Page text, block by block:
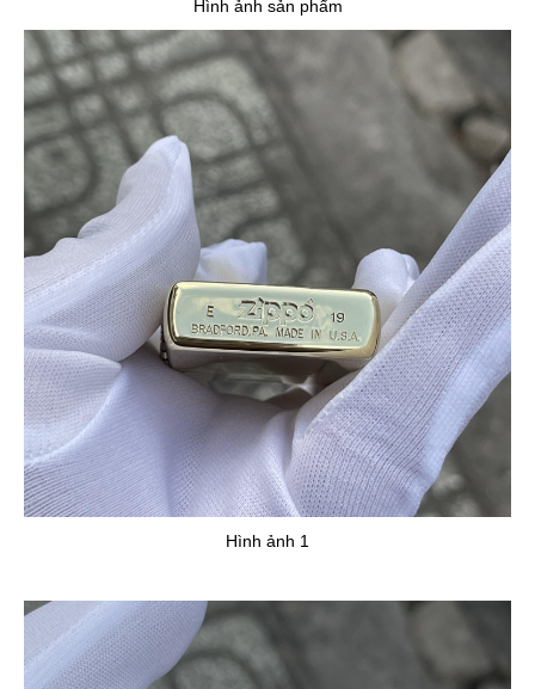
Hình ảnh sản phẩm
Hình ảnh 1